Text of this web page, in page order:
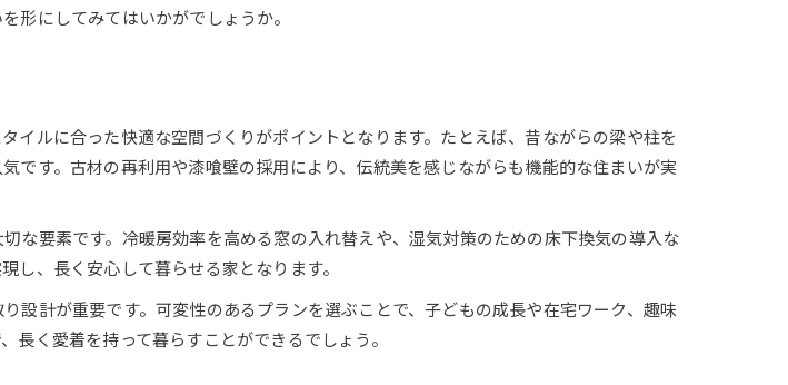
形にしてみてはいかがでしょうか。
イルに合った快適な空間づくりがポイントとなります。たとえば、昔ながらの梁や柱を
です。古材の再利用や漆喰壁の採用により、伝統美を感じながらも機能的な住まいが実
な要素です。冷暖房効率を高める窓の入れ替えや、湿気対策のための床下換気の導入な
し、長く安心して暮らせる家となります。
設計が重要です。可変性のあるプランを選ぶことで、子どもの成長や在宅ワーク、趣味
く愛着を持って暮らすことができるでしょう。